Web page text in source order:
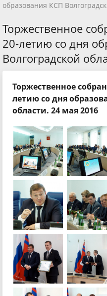
образования КСП
Торжественное
20-летию со дня
Волгоградской
Торжественное
летию со дня
области. 24 мая 2016